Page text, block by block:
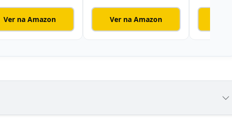
Ver na Amazon
Ver na Amazon